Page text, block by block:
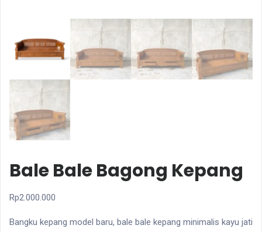
Bale Bale Bagong Kepang
Rp2.000.000
Bangku kepang model baru, bale bale kepang minimalis kayu jati